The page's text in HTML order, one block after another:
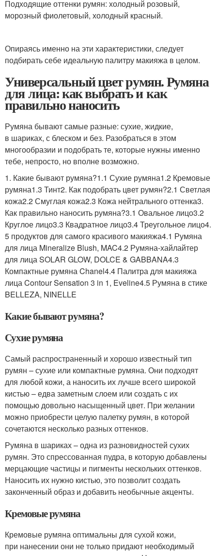
Подходящие оттенки румян: холодный розовый,
морозный фиолетовый, холодный красный.
Опираясь именно на эти характеристики, следует
подбирать себе идеальную палитру макияжа в целом.
Универсальный цвет румян. Румяна
для лица: как выбрать и как
правильно наносить
Румяна бывают самые разные: сухие, жидкие,
в шариках, с блеском и без. Разобраться в этом
многообразии и подобрать те, которые нужны именно
тебе, непросто, но вполне возможно.
1. Какие бывают румяна?1.1 Сухие румяна1.2 Кремовые
румяна1.3 Тинт2. Как подобрать цвет румян?2.1 Светлая
кожа2.2 Смуглая кожа2.3 Кожа нейтрального оттенка3.
Как правильно наносить румяна?3.1 Овальное лицо3.2
Круглое лицо3.3 Квадратное лицо3.4 Треугольное лицо4.
5 продуктов для самого красивого макияжа4.1 Румяна
для лица Mineralize Blush, MAC4.2 Румяна-хайлайтер
для лица SOLAR GLOW, DOLCE & GABBANA4.3
Компактные румяна Chanel4.4 Палитра для макияжа
лица Contour Sensation 3 in 1, Eveline4.5 Румяна в стике
BELLEZA, NINELLE
Какие бывают румяна?
Сухие румяна
Самый распространенный и хорошо известный тип
румян – сухие или компактные румяна. Они подходят
для любой кожи, а наносить их лучше всего широкой
кистью – едва заметным слоем или создать с их
помощью довольно насыщенный цвет. При желании
можно приобрести целую палетку румян, в которой
сочетаются несколько разных оттенков.
Румяна в шариках – одна из разновидностей сухих
румян. Это спрессованная пудра, в которую добавлены
мерцающие частицы и пигменты нескольких оттенков.
Наносить их нужно кистью, это позволит создать
законченный образ и добавить необычные акценты.
Кремовые румяна
Кремовые румяна оптимальны для сухой кожи,
при нанесении они не только придают необходимый